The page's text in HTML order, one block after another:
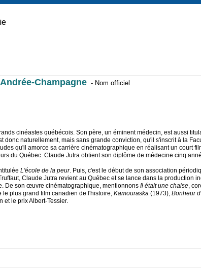
Champagne - Nom officiel
cinéastes québécois. Son père, un éminent médecin, est aussi
naturellement, mais sans grande conviction, qu'il s'inscrit à la
qu'il amorce sa carrière cinématographique en réalisant un court
du Québec. Claude Jutra obtient son diplôme de médecine cinq
L'école de la peur. Puis, c'est le début de son association
Claude Jutra revient au Québec et se lance dans la production
De son œuvre cinématographique, mentionnons Il était une chaise,
plus grand film canadien de l'histoire, Kamouraska (1973), Bonheur
et le prix Albert-Tessier.